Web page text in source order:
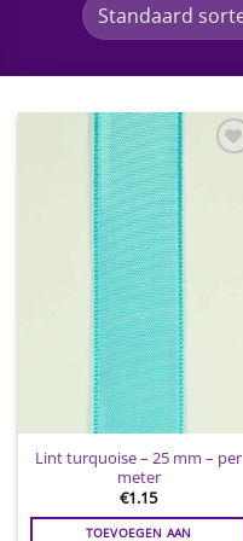
Toevoegen
Lint turquoise – 25 mm – per
meter
€1.15
TOEVOEGEN AAN